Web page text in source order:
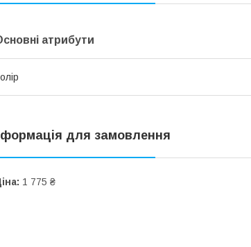
атрибути
для замовлення
1 775 ₴